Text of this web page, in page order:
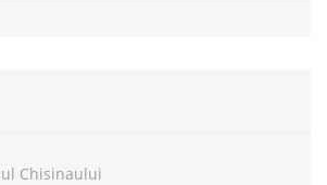
Chisinaului